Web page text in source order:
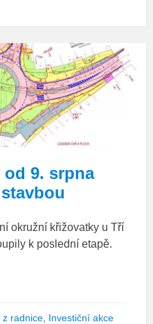
od 9. srpna
okružní křižovatky u Tří
k poslední etapě.
z radnice Investiční akce